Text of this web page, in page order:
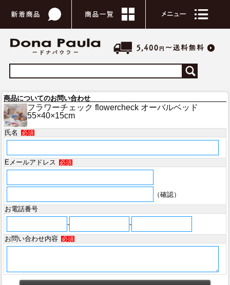
商品についてのお問い合わせ
フラワーチェック flowercheck オーバルベッド
55×40×15cm
氏名 必須
Eメールアドレス 必須
（確認）
お電話番号
-
-
お問い合わせ内容
必須